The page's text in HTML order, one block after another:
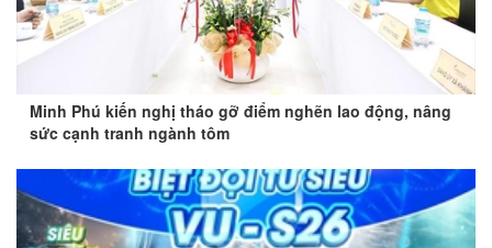
Minh Phú kiến nghị tháo gỡ điểm nghẽn lao động, nâng
sức cạnh tranh ngành tôm